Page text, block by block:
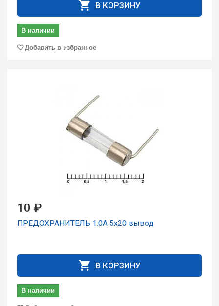
В КОРЗИНУ
В наличии
Добавить в избранное
10 ₽
ПРЕДОХРАНИТЕЛЬ 1.0A 5x20 вывод
В КОРЗИНУ
В наличии